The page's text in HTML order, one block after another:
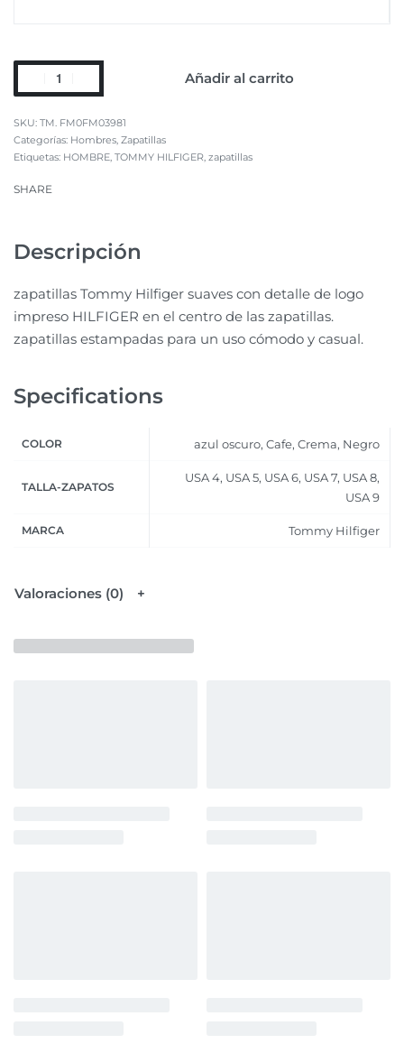
Añadir al carrito
TM. FM0FM03981
Categorías: Hombres Zapatillas
Etiquetas: HOMBRE TOMMY HILFIGER zapatillas
SHARE
Descripción
zapatillas Tommy Hilfiger suaves con detalle de logo
impreso HILFIGER en el centro de las zapatillas.
zapatillas estampadas para un uso cómodo y casual.
Specifications
COLOR azul oscuro, Cafe, Crema, Negro
TALLA-ZAPATOS
USA 4, USA 5, USA 6, USA 7, USA 8,
USA 9
MARCA Tommy Hilfiger
Valoraciones (0)